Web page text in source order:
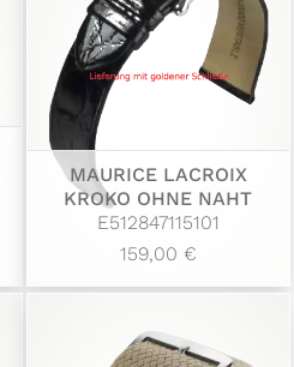
MAURICE LACROIX
KROKO OHNE NAHT
E512847115101
159,00 €